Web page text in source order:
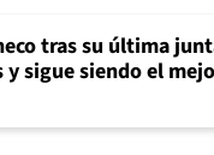
tras su última
y sigue siendo el